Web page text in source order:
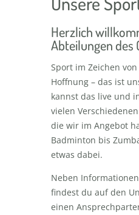
Herzlich
Abteilungen des
Sport im Zeichen
Hoffnung – das ist
kannst das live und
vielen
die wir im Angebot
Badminton bis
etwas dabei.
Neben
findest du auf den
einen